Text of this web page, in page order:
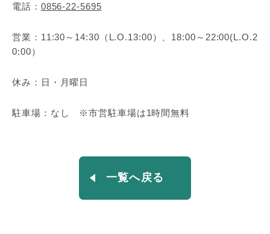
電話： 0856-22-5695
営業：11:30～14:30（L.O.13:00）、18:00～22:00(L.O.2
0:00）
休み：日・月曜日
駐車場：なし ※市営駐車場は1時間無料
一覧へ戻る